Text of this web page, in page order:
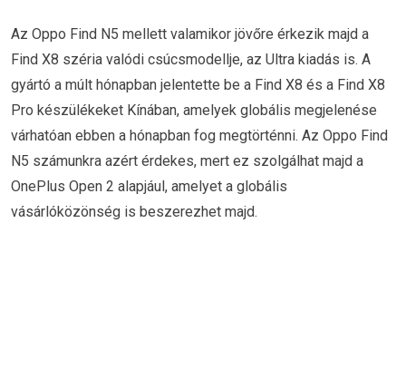
Az Oppo Find N5 mellett valamikor jövőre érkezik majd a
Find X8 széria valódi csúcsmodellje, az Ultra kiadás is. A
gyártó a múlt hónapban jelentette be a Find X8 és a Find X8
Pro készülékeket Kínában, amelyek globális megjelenése
várhatóan ebben a hónapban fog megtörténni. Az Oppo Find
N5 számunkra azért érdekes, mert ez szolgálhat majd a
OnePlus Open 2 alapjául, amelyet a globális
vásárlóközönség is beszerezhet majd.